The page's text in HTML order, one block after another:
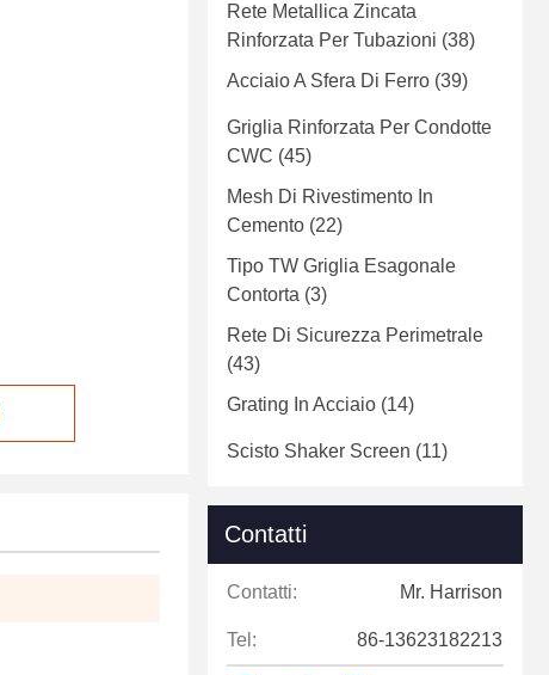
Rete Metallica Zincata
Rinforzata Per Tubazioni (38)
Acciaio A Sfera Di Ferro (39)
Griglia Rinforzata Per Condotte
CWC (45)
Mesh Di Rivestimento In
Cemento (22)
Tipo TW Griglia Esagonale
Contorta (3)
Rete Di Sicurezza Perimetrale
(43)
Grating In Acciaio (14)
Scisto Shaker Screen (11)
Contatti
Contatti: Mr. Harrison
Tel: 86-13623182213